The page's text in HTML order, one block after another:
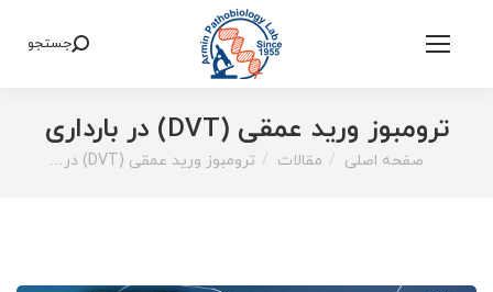
Search:
جستجو
ترومبوز ورید عمقی (DVT) در بارداری
You are here:
صفحه اصلی مقالات ترومبوز ورید عمقی (DVT) در…